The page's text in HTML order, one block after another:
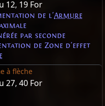
12, 19 For
de l'Armure
par seconde
de Zone d'effet
à flèche
27, 40 For